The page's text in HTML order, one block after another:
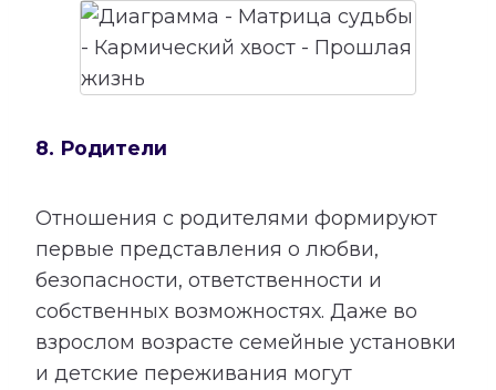
8. Родители
Отношения с родителями формируют
первые представления о любви,
безопасности, ответственности и
собственных возможностях. Даже во
взрослом возрасте семейные установки
и детские переживания могут